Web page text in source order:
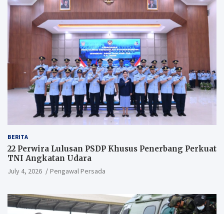
BERITA
22 Perwira Lulusan PSDP Khusus Penerbang Perkuat
TNI Angkatan Udara
July 4, 2026 Pengawal Persada